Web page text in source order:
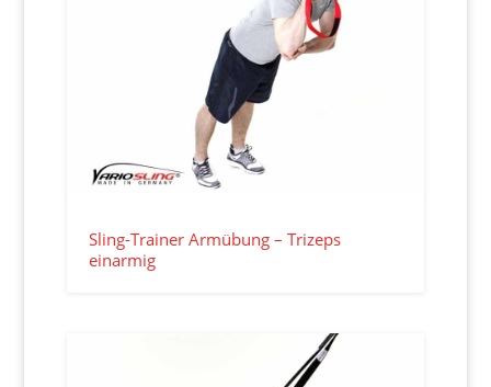
Sling-Trainer Armübung – Trizeps
einarmig